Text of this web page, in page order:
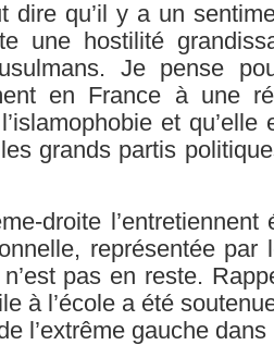
dire qu’il y a un
une hostilité
Je pense
en France à une
et qu’elle
grands partis
droite l’entretiennent
représentée par
n’est pas en reste.
à l’école a été
l’extrême gauche